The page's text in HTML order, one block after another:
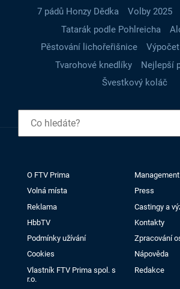
7 pádů Honzy Dědka
Volby 2025
Tatarák podle Pohlreicha
Pěstování lichořeřišnice
Tvarohové knedlíky
Nejlepší
Švestkový koláč
O FTV Prima
Management
Volná místa
Press
Reklama
Castingy a
HbbTV
Kontakty
Podmínky užívání
Zpracování
Cookies
Nápověda
Vlastník FTV Prima spol. s
r.o.
Redakce